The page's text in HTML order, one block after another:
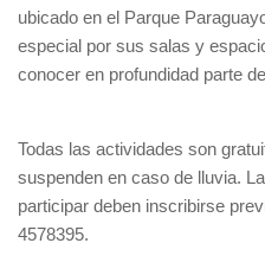
ubicado en el Parque
especial por sus salas y
conocer en profundidad parte
Todas las actividades son
suspenden en caso de lluvia.
participar deben inscribirse
4578395.